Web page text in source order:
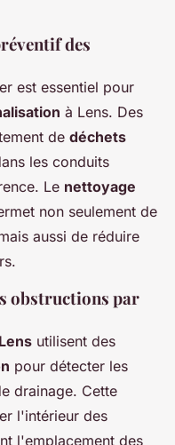
des
est essentiel pour
à Lens. Des
de déchets
les conduits
Le nettoyage
non seulement de
aussi de réduire
obstructions par
utilisent des
pour détecter les
drainage. Cette
l'intérieur des
l'emplacement des